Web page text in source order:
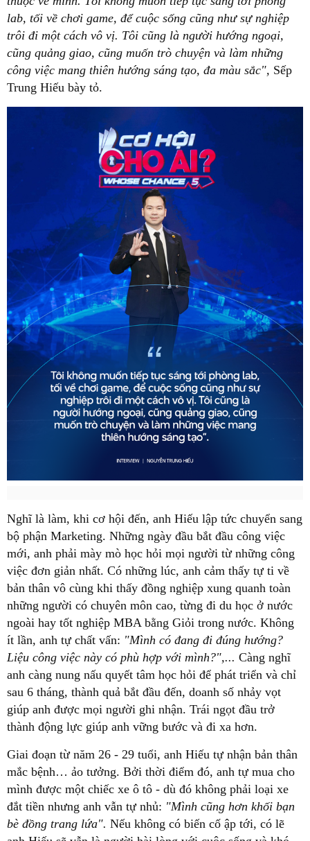
lab, tối về chơi game, để cuộc sống cũng như sự nghiệp
trôi đi một cách vô vị. Tôi cũng là người hướng ngoại,
cũng quảng giao, cũng muốn trò chuyện và làm những
công việc mang thiên hướng sáng tạo, đa màu sắc", Sếp
Trung Hiếu bày tỏ.
Nghĩ là làm, khi cơ hội đến, anh Hiếu lập tức chuyển sang
bộ phận Marketing. Những ngày đầu bắt đầu công việc
mới, anh phải mày mò học hỏi mọi người từ những công
việc đơn giản nhất. Có những lúc, anh cảm thấy tự ti về
bản thân vô cùng khi thấy đồng nghiệp xung quanh toàn
những người có chuyên môn cao, từng đi du học ở nước
ngoài hay tốt nghiệp MBA bằng Giỏi trong nước. Không
ít lần, anh tự chất vấn: "Mình có đang đi đúng hướng?
Liệu công việc này có phù hợp với mình?",... Càng nghĩ
anh càng nung nấu quyết tâm học hỏi để phát triển và chỉ
sau 6 tháng, thành quả bắt đầu đến, doanh số nhảy vọt
giúp anh được mọi người ghi nhận. Trái ngọt đầu trở
thành động lực giúp anh vững bước và đi xa hơn.
Giai đoạn từ năm 26 - 29 tuổi, anh Hiếu tự nhận bản thân
mắc bệnh… ảo tưởng. Bởi thời điểm đó, anh tự mua cho
mình được một chiếc xe ô tô - dù đó không phải loại xe
đắt tiền nhưng anh vẫn tự nhủ: "Mình cũng hơn khối bạn
bè đồng trang lứa". Nếu không có biến cố ập tới, có lẽ